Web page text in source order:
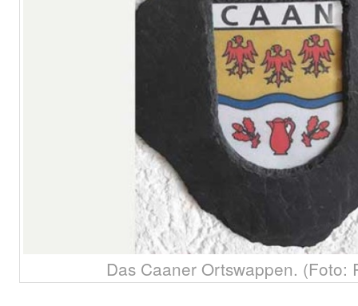
Das Caaner Ortswappen. (Foto: